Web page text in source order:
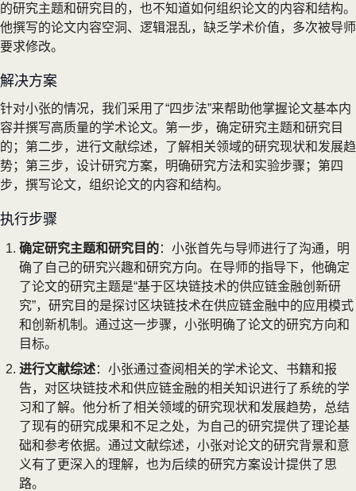
的研究主题和研究目的，也不知道如何组织论文的内容和结构。
他撰写的论文内容空洞、逻辑混乱，缺乏学术价值，多次被导师
要求修改。
解决方案
针对小张的情况，我们采用了“四步法”来帮助他掌握论文基本内
容并撰写高质量的学术论文。第一步，确定研究主题和研究目
的；第二步，进行文献综述，了解相关领域的研究现状和发展趋
势；第三步，设计研究方案，明确研究方法和实验步骤；第四
步，撰写论文，组织论文的内容和结构。
执行步骤
确定研究主题和研究目的：小张首先与导师进行了沟通，明
确了自己的研究兴趣和研究方向。在导师的指导下，他确定
了论文的研究主题是“基于区块链技术的供应链金融创新研
究”，研究目的是探讨区块链技术在供应链金融中的应用模式
和创新机制。通过这一步骤，小张明确了论文的研究方向和
目标。
进行文献综述：小张通过查阅相关的学术论文、书籍和报
告，对区块链技术和供应链金融的相关知识进行了系统的学
习和了解。他分析了相关领域的研究现状和发展趋势，总结
了现有的研究成果和不足之处，为自己的研究提供了理论基
础和参考依据。通过文献综述，小张对论文的研究背景和意
义有了更深入的理解，也为后续的研究方案设计提供了思
路。